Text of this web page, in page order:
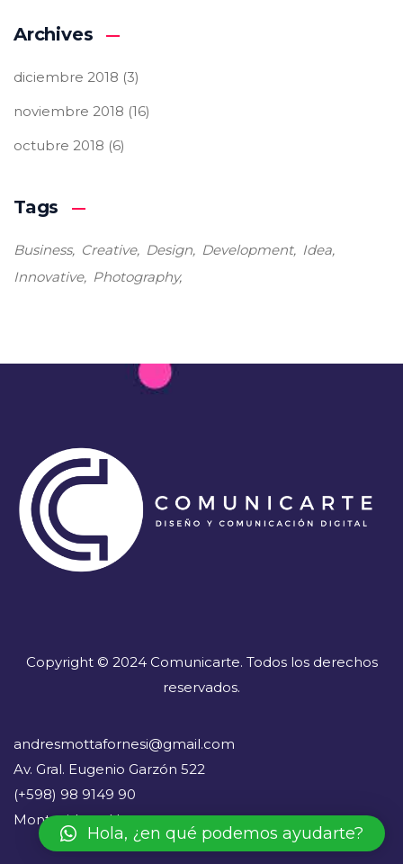
Archives
diciembre 2018 (3)
noviembre 2018 (16)
octubre 2018 (6)
Tags
Business Creative Design Development
Idea
Innovative
Photography
Copyright © 2024 Comunicarte. Todos los derechos
reservados.
andresmottafornesi@gmail.com
Av. Gral. Eugenio Garzón 522
(+598) 98 9149 90
Montevideo - Uruguay
Hola, ¿en qué podemos ayudarte?